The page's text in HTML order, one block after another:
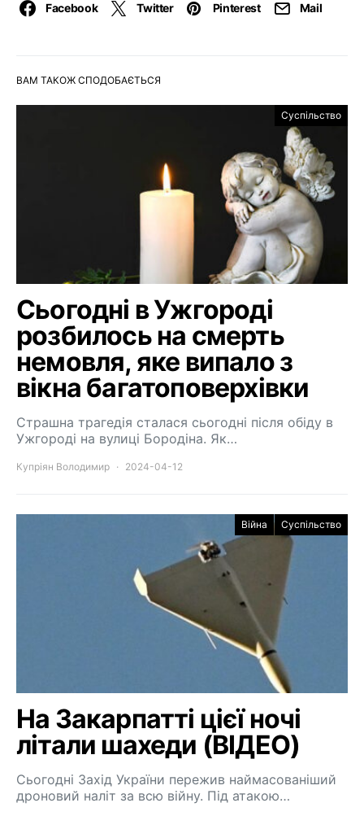
Facebook Twitter Pinterest Mail
ВАМ ТАКОЖ СПОДОБАЄТЬСЯ
Суспільство
Сьогодні в Ужгороді
розбилось на смерть
немовля, яке випало з
вікна багатоповерхівки
Страшна трагедія сталася сьогодні після обіду в
Ужгороді на вулиці Бородіна. Як…
Купріян Володимир 2024-04-12
Війна Суспільство
На Закарпатті цієї ночі
літали шахеди (ВІДЕО)
Сьогодні Захід України пережив наймасованіший
дроновий наліт за всю війну. Під атакою…